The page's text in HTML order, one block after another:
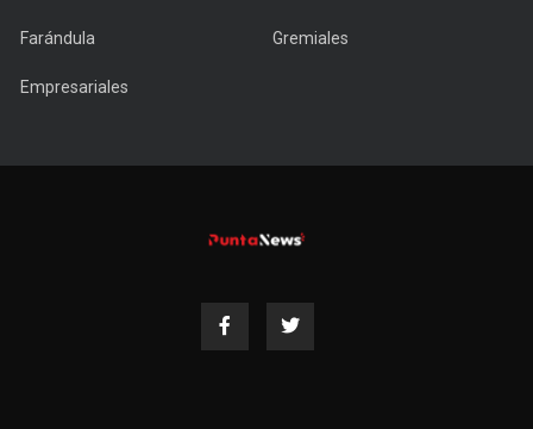
Farándula Gremiales
Empresariales